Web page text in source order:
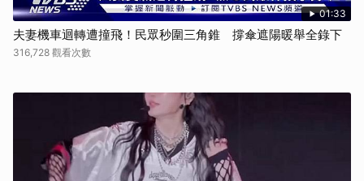
01:33
夫妻機車迴轉遭撞飛！民眾秒圍三角錐 撐傘遮陽暖舉全錄下
316,728 觀看次數